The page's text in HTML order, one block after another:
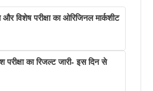
और विशेष परीक्षा का ओरिजिनल मार्कशीट
का रिजल्ट जारी- इस दिन से